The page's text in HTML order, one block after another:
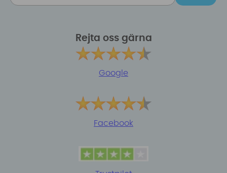
Rejta oss gärna
Google
Facebook